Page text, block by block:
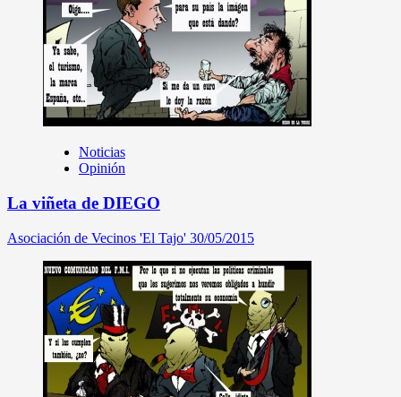
Noticias
Opinión
La viñeta de DIEGO
Asociación de Vecinos 'El Tajo' 30/05/2015